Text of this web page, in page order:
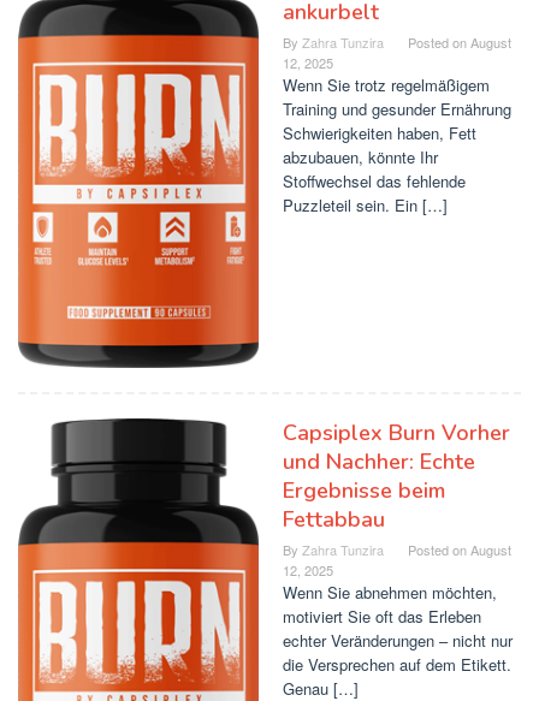
ankurbelt
By Zahra Tunzira Posted onAugust
12, 2025
Wenn Sie trotz regelmäßigem
Training und gesunder Ernährung
Schwierigkeiten haben, Fett
abzubauen, könnte Ihr
Stoffwechsel das fehlende
Puzzleteil sein. Ein […]
Capsiplex Burn Vorher
und Nachher: Echte
Ergebnisse beim
Fettabbau
By Zahra Tunzira Posted onAugust
12, 2025
Wenn Sie abnehmen möchten,
motiviert Sie oft das Erleben
echter Veränderungen – nicht nur
die Versprechen auf dem Etikett.
Genau […]